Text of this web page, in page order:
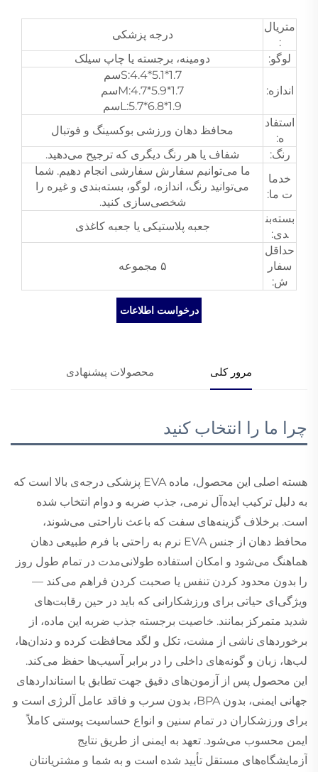
متریال
:
درجه پزشکی
لوگو:
دومینه، برجسته یا چاپ سیلک
اندازه:
S:4.4*5.1*1.7سم
M:4.7*5.9*1.7سم
L:5.7*6.8*1.9سم
استفاد
ه:
محافظ دهان ورزشی بوکسینگ و فوتبال
رنگ:
شفاف یا هر رنگ دیگری که ترجیح می‌دهید.
خدما
ت ما:
ما می‌توانیم سفارش سفارشی انجام دهیم. شما
می‌توانید رنگ، اندازه، لوگو، بسته‌بندی و غیره را
شخصی‌سازی کنید.
بسته‌بن
دی:
جعبه پلاستیکی یا جعبه کاغذی
حداقل
سفار
ش:
۵ مجموعه
درخواست اطلاعات
مرور کلی محصولات پیشنهادی
چرا ما را انتخاب کنید
هسته اصلی این محصول، ماده EVA پزشکی درجه‌ی بالا است که
به دلیل ترکیب ایده‌آل نرمی، جذب ضربه و دوام انتخاب شده
است. برخلاف گزینه‌های سفت که باعث ناراحتی می‌شوند،
محافظ دهان از جنس EVA نرم به راحتی با فرم طبیعی دهان
هماهنگ می‌شود و امکان استفاده طولانی‌مدت در تمام طول روز
را بدون محدود کردن تنفس یا صحبت کردن فراهم می‌کند —
ویژگی‌ای حیاتی برای ورزشکارانی که باید در حین رقابت‌های
شدید متمرکز بمانند. خاصیت برجسته جذب ضربه این ماده، از
برخوردهای ناشی از مشت، تکل و لگد محافظت کرده و دندان‌ها،
لب‌ها، زبان و گونه‌های داخلی را در برابر آسیب‌ها حفظ می‌کند.
این محصول پس از آزمون‌های دقیق جهت تطابق با استانداردهای
جهانی ایمنی، بدون BPA، بدون سرب و فاقد عامل آلرژی است و
برای ورزشکاران در تمام سنین و انواع حساسیت پوستی کاملاً
ایمن محسوب می‌شود. تعهد به ایمنی از طریق نتایج
آزمایشگاه‌های مستقل تأیید شده است و به شما و مشتریانتان